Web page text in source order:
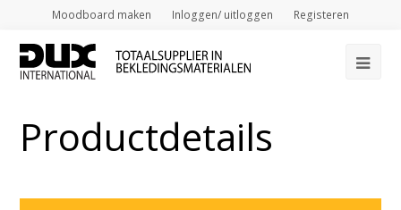
Moodboard maken Inloggen/ uitloggen Registeren
Productdetails